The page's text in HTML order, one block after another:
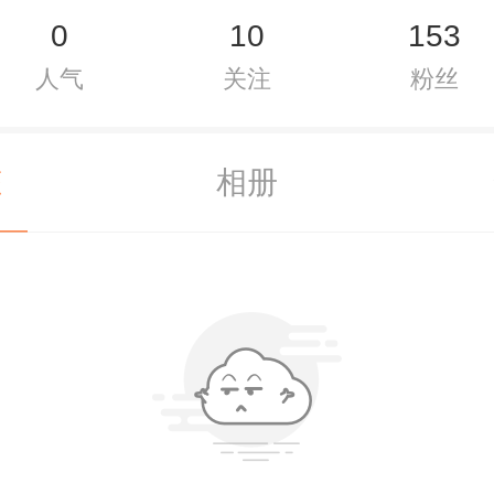
0
人气
10
关注
153
粉丝
相册